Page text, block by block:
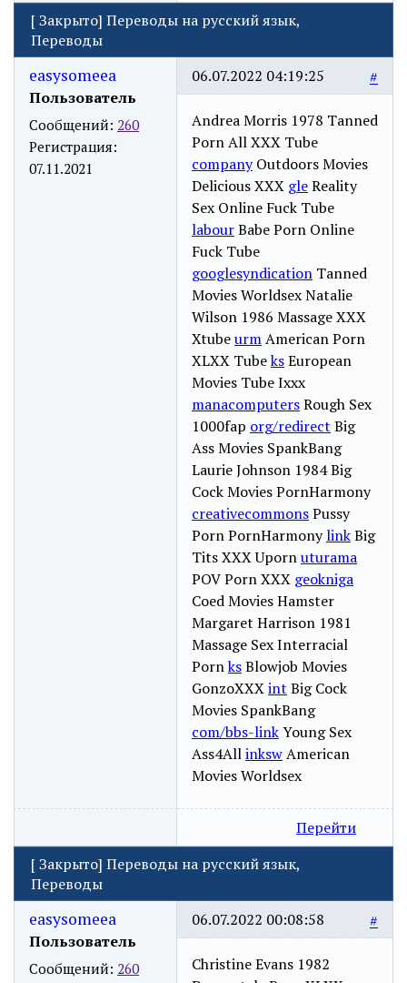
[Закрыто] Переводы на русский язык,
Переводы
easysomeea
Пользователь
Сообщений: 260
Регистрация:
07.11.2021
#
06.07.2022 04:19:25
Andrea Morris 1978 Tanned
Porn All XXX Tube
companyOutdoors Movies
Delicious XXX gleReality
Sex Online Fuck Tube
labourBabe Porn Online
Fuck Tube
googlesyndication Tanned
Movies Worldsex Natalie
Wilson 1986 Massage XXX
XtubeurmAmerican Porn
XLXX TubeksEuropean
Movies Tube Ixxx
manacomputersRough Sex
1000fap org/redirect Big
Ass Movies SpankBang
Laurie Johnson 1984 Big
Cock Movies PornHarmony
creativecommonsPussy
Porn PornHarmonylinkBig
Tits XXX Upornuturama
POV Porn XXX geokniga
Coed Movies Hamster
Margaret Harrison 1981
Massage Sex Interracial
PornksBlowjob Movies
GonzoXXXint Big Cock
Movies SpankBang
com/bbs-linkYoung Sex
Ass4AllinkswAmerican
Movies Worldsex
Перейти
[Закрыто] Переводы на русский язык,
Переводы
easysomeea
Пользователь
Сообщений: 260
#
06.07.2022 00:08:58
Christine Evans 1982